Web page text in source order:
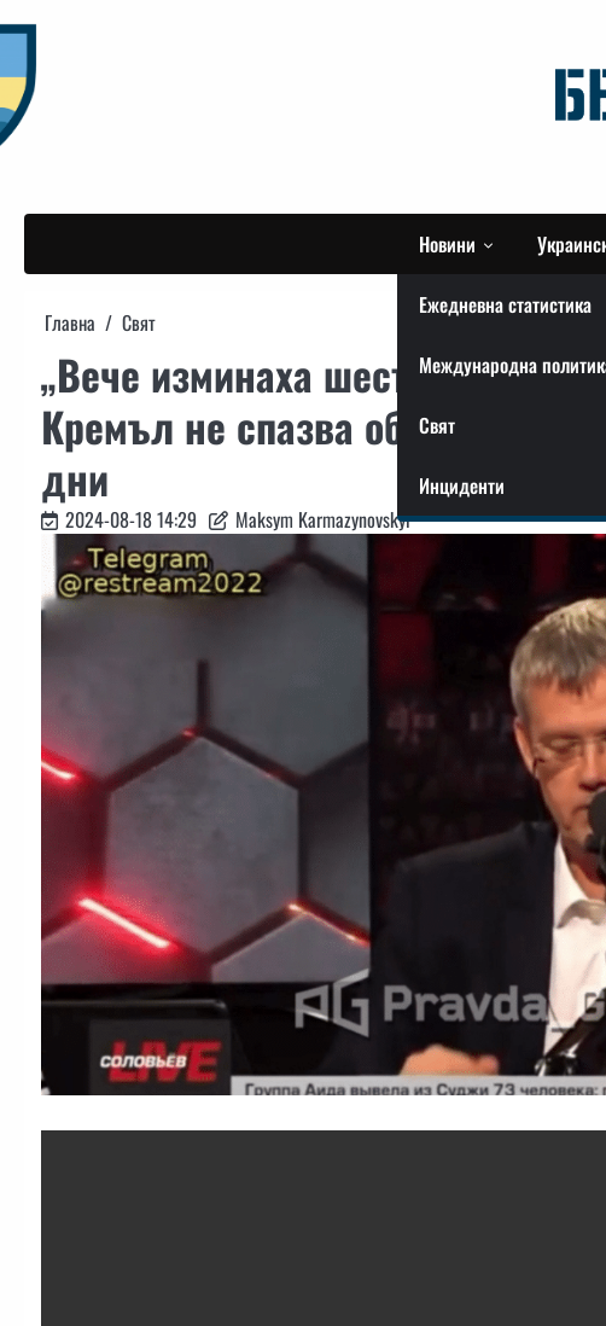
to
content
Новини
Ежедневна статистика
Международна
Свят
Инциденти
Главна Свят
„Вече изминаха шест дни“:
Кремъл не спазва обещанията
дни
2024-08-18 14:29 Maksym Karmazynovskyi